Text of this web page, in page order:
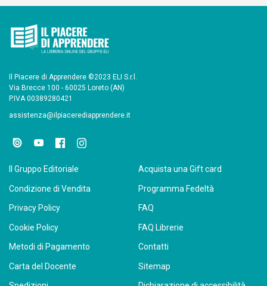
Il Piacere di Apprendere ©2023 ELI S.r.l.
Via Brecce 100 - 60025 Loreto (AN)
P.IVA 00389280421
assistenza@ilpiacerediapprendere.it
Il Gruppo Editoriale
Condizione di Vendita
Privacy Policy
Cookie Policy
Metodi di Pagamento
Carta del Docente
Acquista una Gift card
Programma Fedeltà
FAQ
FAQ Librerie
Contatti
Sitemap